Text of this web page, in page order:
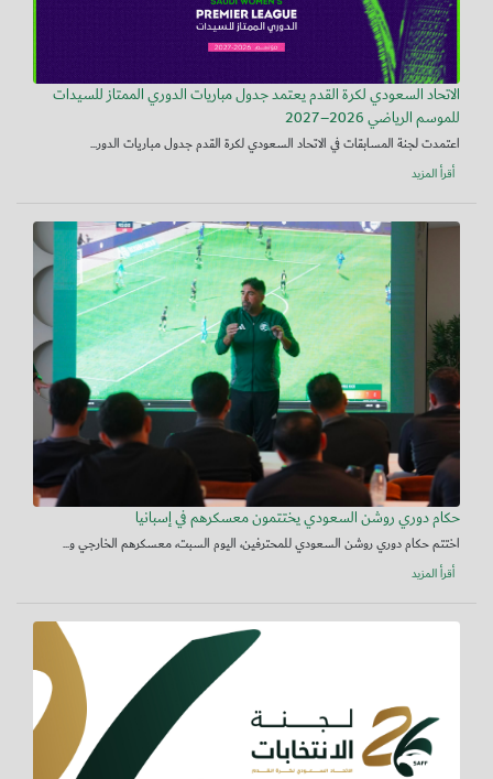
الاتحاد السعودي لكرة القدم يعتمد جدول مباريات الدوري الممتاز للسيدات
للموسم الرياضي 2026–2027
اعتمدت لجنة المسابقات في الاتحاد السعودي لكرة القدم جدول مباريات الدور...
أقرأ المزيد
حكام دوري روشن السعودي يختتمون معسكرهم في إسبانيا
اختتم حكام دوري روشن السعودي للمحترفين، اليوم السبت، معسكرهم الخارجي و...
أقرأ المزيد